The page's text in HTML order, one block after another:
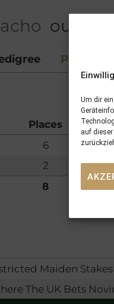
Um dir
auf
out of
Places
6
2
8
Maiden Stakes
The UK Bets